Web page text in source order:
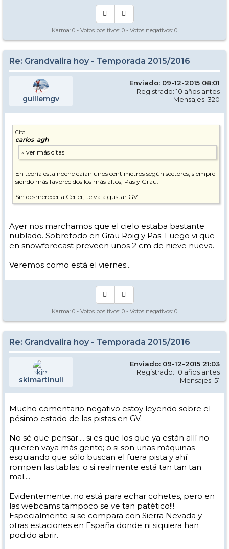
Karma: 0 - Votos positivos: 0 - Votos negativos: 0
Re: Grandvalira hoy - Temporada 2015/2016
guillemgv
Enviado: 09-12-2015 08:01
Registrado: 10 años antes
Mensajes: 320
Cita
carlos_agh
En teoría esta noche caían unos centímetros según sectores, siempre
siendo más favorecidos los más altos, Pas y Grau.
Sin desmerecer a Cerler, te va a gustar GV.
Ayer nos marchamos que el cielo estaba bastante
nublado. Sobretodo en Grau Roig y Pas. Luego vi que
en snowforecast preveen unos 2 cm de nieve nueva.
Veremos como está el viernes...
Karma: 0 - Votos positivos: 0 - Votos negativos: 0
Re: Grandvalira hoy - Temporada 2015/2016
skimartinuli
Enviado: 09-12-2015 21:03
Registrado: 10 años antes
Mensajes: 51
Mucho comentario negativo estoy leyendo sobre el
pésimo estado de las pistas en GV.
No sé que pensar.... si es que los que ya están allí no
quieren vaya más gente; o si son unas máquinas
esquiando que sólo buscan el fuera pista y ahí
rompen las tablas; o si realmente está tan tan tan
mal....
Evidentemente, no está para echar cohetes, pero en
las webcams tampoco se ve tan patético!!!
Especialmente si se compara con Sierra Nevada y
otras estaciones en España donde ni siquiera han
podido abrir.